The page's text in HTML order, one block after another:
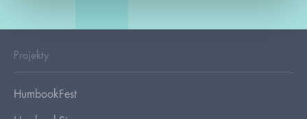
Projekty
HumbookFest